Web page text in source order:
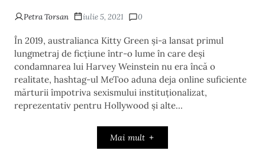
Petra Torsan iulie 5, 2021 0
În 2019, australianca Kitty Green și-a lansat primul
lungmetraj de ficțiune într-o lume în care deși
condamnarea lui Harvey Weinstein nu era încă o
realitate, hashtag-ul MeToo aduna deja online suficiente
mărturii împotriva sexismului instituționalizat,
reprezentativ pentru Hollywood și alte…
Mai mult